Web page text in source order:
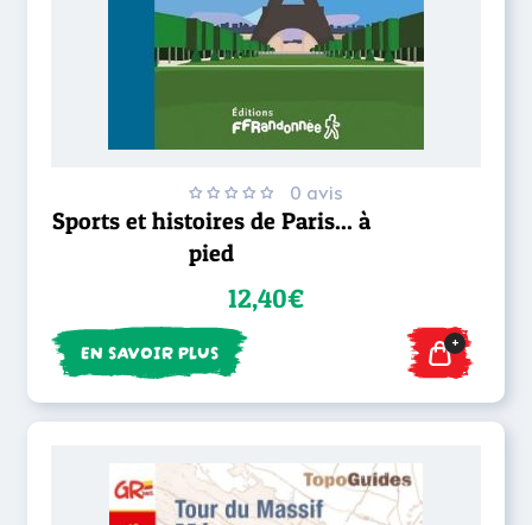
0 avis
Sports et histoires de Paris... à
pied
12,40€
EN SAVOIR PLUS +